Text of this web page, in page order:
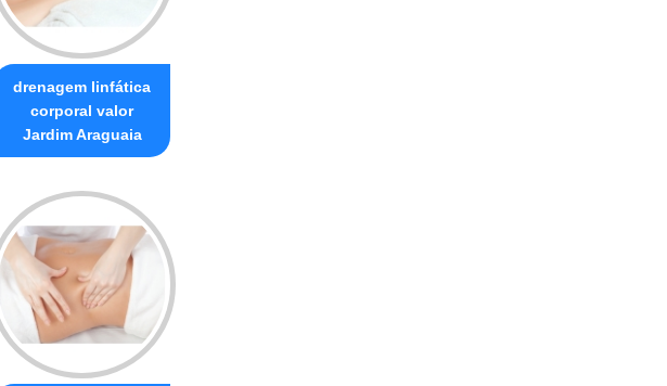
drenagem linfática
corporal valor
Jardim Araguaia